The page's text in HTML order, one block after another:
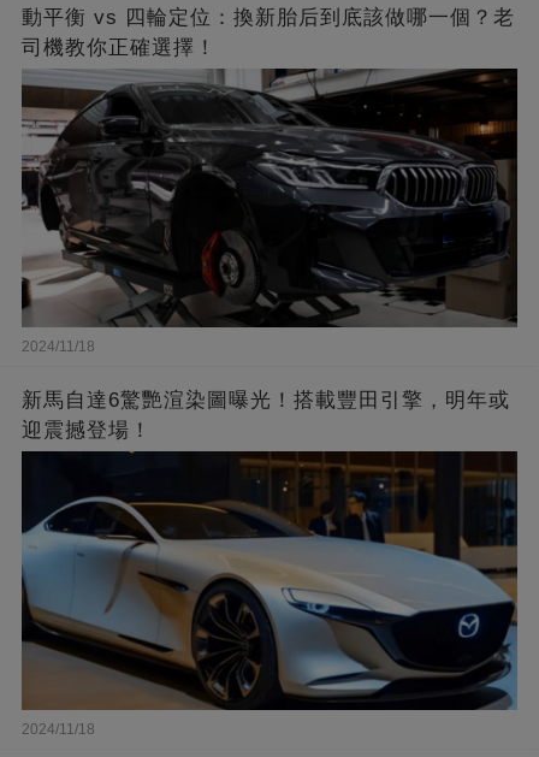
動平衡 vs 四輪定位：換新胎后到底該做哪一個？老
司機教你正確選擇！
2024/11/18
新馬自達6驚艷渲染圖曝光！搭載豐田引擎，明年或
迎震撼登場！
2024/11/18